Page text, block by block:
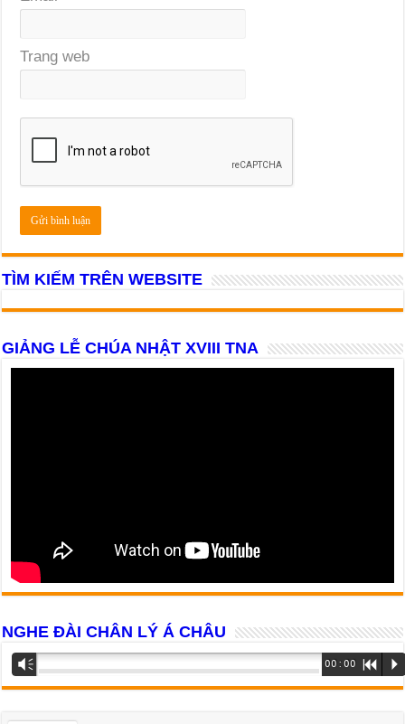
Trang web
TÌM KIẾM TRÊN WEBSITE
GIẢNG LỄ CHÚA NHẬT XVIII TNA
NGHE ĐÀI CHÂN LÝ Á CHÂU
Trình
phát
âm
Vm 00:00 R P